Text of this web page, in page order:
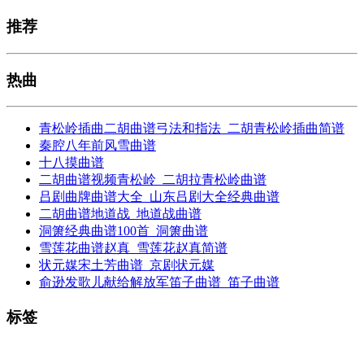
推荐
热曲
青松岭插曲二胡曲谱弓法和指法_二胡青松岭插曲简谱
秦腔八年前风雪曲谱
十八摸曲谱
二胡曲谱视频青松岭_二胡拉青松岭曲谱
吕剧曲牌曲谱大全_山东吕剧大全经典曲谱
二胡曲谱地道战_地道战曲谱
洞箫经典曲谱100首_洞箫曲谱
雪莲花曲谱赵真_雪莲花赵真简谱
状元媒宋土芳曲谱_京剧状元媒
俞逊发歌儿献给解放军笛子曲谱_笛子曲谱
标签